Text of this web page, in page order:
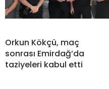
Orkun Kökçü, maç
sonrası Emirdağ’da
taziyeleri kabul etti